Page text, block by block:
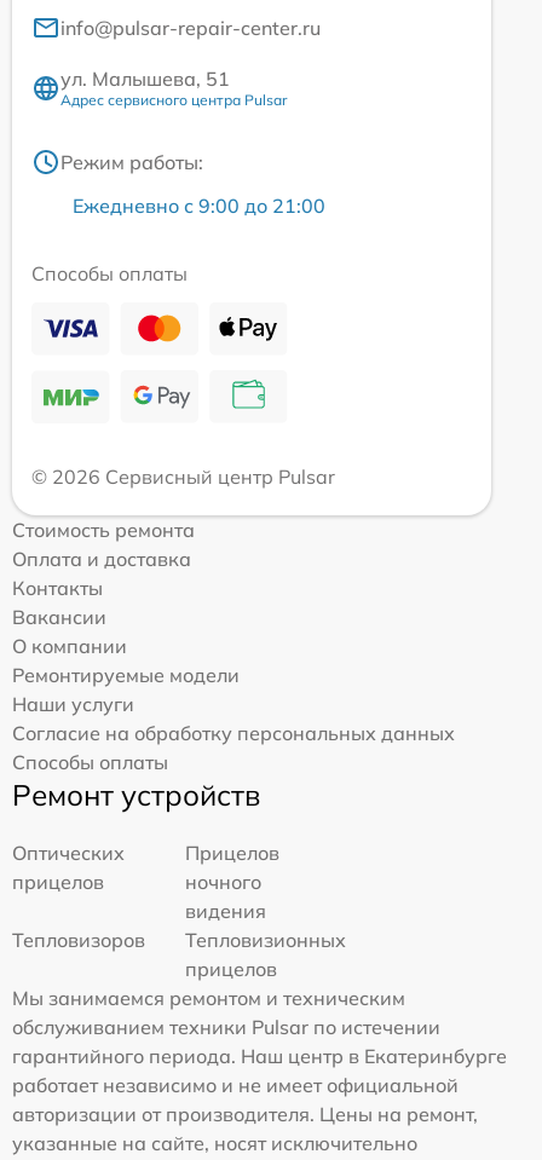
info@pulsar-repair-center.ru
ул. Малышева, 51
Адрес сервисного центра Pulsar
Режим работы:
Ежедневно с 9:00 до 21:00
Способы оплаты
© 2026 Сервисный центр Pulsar
Стоимость ремонта
Оплата и доставка
Контакты
Вакансии
О компании
Ремонтируемые модели
Наши услуги
Согласие на обработку персональных данных
Способы оплаты
Ремонт устройств
Оптических
прицелов
Прицелов
ночного
видения
Тепловизоров
Тепловизионных
прицелов
Мы занимаемся ремонтом и техническим
обслуживанием техники Pulsar по истечении
гарантийного периода. Наш центр в Екатеринбурге
работает независимо и не имеет официальной
авторизации от производителя. Цены на ремонт,
указанные на сайте, носят исключительно